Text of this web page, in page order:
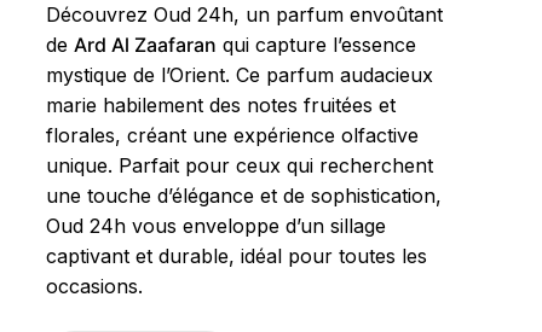
Découvrez Oud 24h, un parfum envoûtant
de Ard Al Zaafaran qui capture l’essence
mystique de l’Orient. Ce parfum audacieux
marie habilement des notes fruitées et
florales, créant une expérience olfactive
unique. Parfait pour ceux qui recherchent
une touche d’élégance et de sophistication,
Oud 24h vous enveloppe d’un sillage
captivant et durable, idéal pour toutes les
occasions.
E-mail*
e-mail et mon site dans le navigateur pour mon prochain